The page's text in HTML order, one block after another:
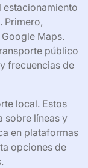
Primero,
Maps.
público
frecuencias de
local. Estos
sobre líneas y
en plataformas
opciones de